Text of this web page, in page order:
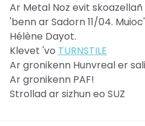
Ar Metal Noz evit skoazellañ
'benn ar Sadorn 11/04.
Hélène Dayot.
Klevet 'vo TURNSTILE
Ar gronikenn Hunvreal er
Ar gronikenn PAF!
Strollad ar sizhun eo SUZ